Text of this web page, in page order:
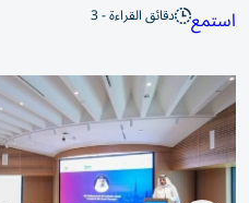
استمع دقائق القراءة - 3